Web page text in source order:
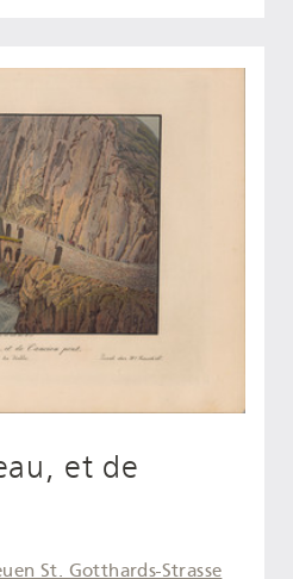
et de
St. Gotthards-Strasse